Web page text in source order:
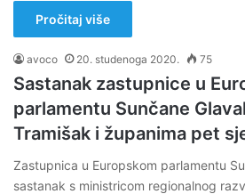
Pročitaj više
avoco 20. studenoga 2020. 75
Sastanak zastupnice u
parlamentu Sunčane
Tramišak i županima pet
Zastupnica u Europskom parlamentu
sastanak s ministricom regionalnog